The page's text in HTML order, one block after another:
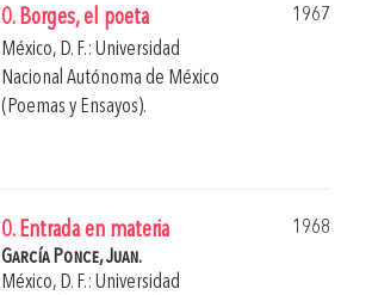
0. Borges, el poeta
1967
México, D. F.: Universidad
Nacional Autónoma de México
(Poemas y Ensayos).
0. Entrada en materia
1968
García Ponce, Juan.
México, D. F.: Universidad